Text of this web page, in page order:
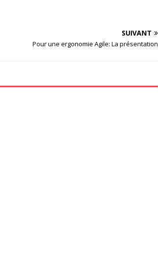
SUIVANT
Pour une ergonomie Agile: La présentation